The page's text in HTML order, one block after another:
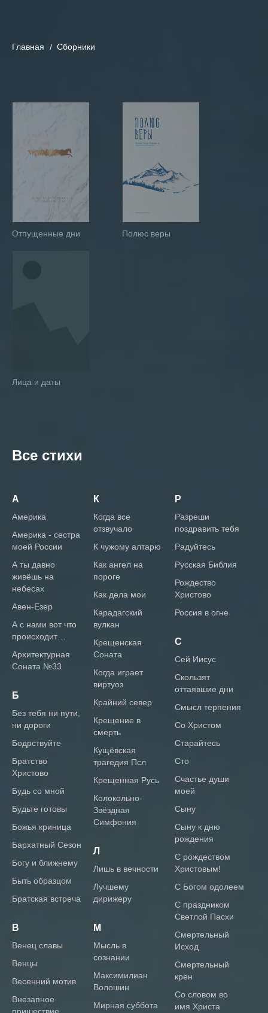
Главная Сборники
Отпущенные дни Полюс веры
Лица и даты
Все cтихи
А
америка
америка - сестра
моей России
А ты давно
живёшь на
небесах
Авен-Езер
А с нами вот что
происходит…
Архитектурная
Соната №33
Б
без тебя ни пути,
ни дороги
бодрствуйте
братство
Христово
будь со мной
будьте готовы
Божья криница
Бархатный Сезон
Богу и ближнему
Быть образцом
Братская встреча
В
венец славы
венцы
весенний мотив
внезапное
К
когда все
отзвучало
К чужому алтарю
Как ангел на
пороге
Как дела мои
Карадагский
вулкан
Крещенская
Соната
Когда играет
виртуоз
Крайний север
Крещение в
смерть
Кущёвская
трагедия Псл
Крещенная Русь
Колокольно-
Звёздная
Симфония
Л
лишь в вечности
Лучшему
дирижеру
М
мысль в
сознании
Максимилиан
Волошин
Мирная суббота
Р
разреши
поздравить тебя
радуйтесь
Русская Библия
Рождество
Христово
Россия в огне
С
сей Иисус
скользят
оттаявшие дни
смысл терпения
со Христом
старайтесь
сто
счастье души
моей
сыну
сыну к дню
рождения
С рождеством
Христовым!
С Богом одолеем
С праздником
Светлой Пасхи
Смертельный
Исход
Смертельный
крен
Со словом во
имя Христа